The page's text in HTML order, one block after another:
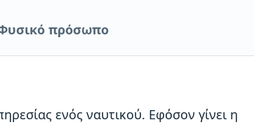
πρόσωπο
ενός ναυτικού. Εφόσον γίνει η